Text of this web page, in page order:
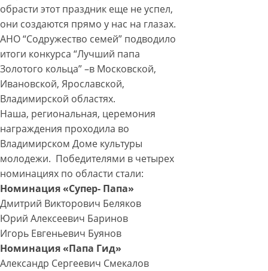
обрасти этот праздник еще не успел,
они создаются прямо у нас на глазах.
АНО “Содружество семей” подводило
итоги конкурса “Лучший папа
Золотого кольца” –в Московской,
Ивановской, Ярославской,
Владимирской областях.
Наша, региональная, церемония
награждения проходила во
Владимирском Доме культуры
молодежи. Победителями в четырех
номинациях по области стали:
Номинация «Супер- Папа»
Дмитрий Викторович Беляков
Юрий Алексеевич Баринов
Игорь Евгеньевич Буянов
Номинация «Папа Гид»
Александр Сергеевич Смекалов